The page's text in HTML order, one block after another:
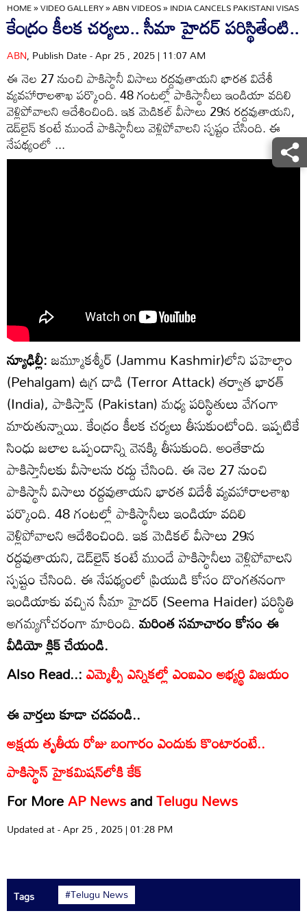
HOME»VIDEO GALLERY»ABN VIDEOS»INDIA CANCELS PAKISTANI VISAS
కేంద్రం కీలక చర్యలు.. సీమా హైదర్ పరిస్థితేంటి..
ABN, Publish Date - Apr 25 , 2025 | 11:07 AM
ఈ నెల 27 నుంచి పాకిస్థానీ విసాలు రద్దవుతాయని భారత విదేశీ
వ్యవహారాలశాఖ పర్కొంది. 48 గంటల్లో పాకిస్థానీలు ఇండియా వదిలి
వెళ్లిపోవాలని ఆదేశించింది. ఇక మెడికల్ వీసాలు 29న రద్దవుతాయని,
డెడ్‌లైన్ కంటే ముందే పాకిస్థానీలు వెళ్లిపోవాలని స్పష్టం చేసింది. ఈ
నేపథ్యంలో ...
న్యూఢిల్లీ:జమ్మూకశ్మీర్‌ (Jammu Kashmir)లోని పహెల్గాం
(Pehalgam) ఉగ్ర దాడి (Terror Attack) తర్వాత భారత్
(India), పాకిస్తాన్ (Pakistan) మధ్య పరిస్థితులు వేగంగా
మారుతున్నాయి. కేంద్రం కీలక చర్యలు తీసుకుంటోంది. ఇప్పటికే
సింధు జలాల ఒప్పందాన్ని వెనక్కి తీసుకుంది. అంతేకాదు
పాకిస్తానీలకు వీసాలను రద్దు చేసింది. ఈ నెల 27 నుంచి
పాకిస్థానీ విసాలు రద్దవుతాయని భారత విదేశీ వ్యవహారాలశాఖ
పర్కొంది. 48 గంటల్లో పాకిస్థానీలు ఇండియా వదిలి
వెళ్లిపోవాలని ఆదేశించింది. ఇక మెడికల్ వీసాలు 29న
రద్దవుతాయని, డెడ్‌లైన్ కంటే ముందే పాకిస్థానీలు వెళ్లిపోవాలని
స్పష్టం చేసింది. ఈ నేపథ్యంలో ప్రియుడి కోసం దొంగతనంగా
ఇండియాకు వచ్చిన సీమా హైదర్ (Seema Haider) పరిస్థితి
అగమ్యగోచరంగా మారింది. మరింత సమాచారం కోసం ఈ
వీడియో క్లిక్ చేయండి.
Also Read..:ఎమ్మెల్సీ ఎన్నికల్లో ఎంఐఎం అభ్యర్థి విజయం
ఈ వార్తలు కూడా చదవండి..
అక్షయ తృతీయ రోజు బంగారం ఎందుకు కొంటారంటే..
పాకిస్థాన్‌ హైకమిషన్‌లోకి కేక్‌
For MoreAP NewsandTelugu News
Updated at - Apr 25 , 2025 | 01:28 PM
Tags #Telugu News